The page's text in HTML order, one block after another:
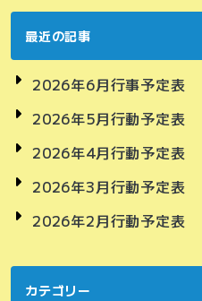
最近の記事
2026年6月行事予定表
2026年5月行動予定表
2026年4月行動予定表
2026年3月行動予定表
2026年2月行動予定表
カテゴリー